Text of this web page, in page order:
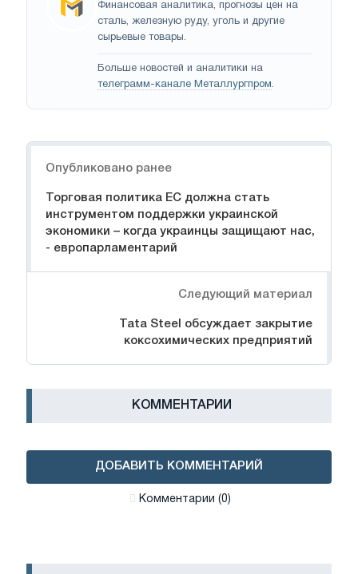
Финансовая аналитика, прогнозы цен на
сталь, железную руду, уголь и другие
сырьевые товары.
Больше новостей и аналитики на
телеграмм-канале Металлургпром.
Опубликовано ранее
Торговая политика ЕС должна стать
инструментом поддержки украинской
экономики – когда украинцы защищают нас,
- европарламентарий
Следующий материал
Tata Steel обсуждает закрытие
коксохимических предприятий
КОММЕНТАРИИ
ДОБАВИТЬ КОММЕНТАРИЙ
Комментарии (0)